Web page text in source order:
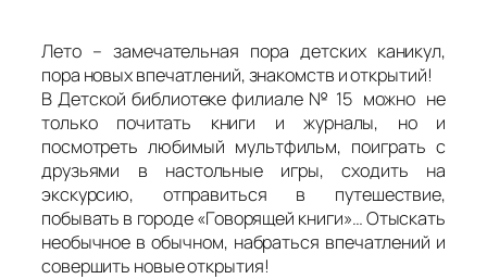
Лето – замечательная пора детских каникул,
пора новых впечатлений, знакомств и открытий!
В Детской библиотеке филиале № 15 можно не
только почитать книги и журналы, но и
посмотреть любимый мультфильм, поиграть с
друзьями в настольные игры, сходить на
экскурсию, отправиться в путешествие,
побывать в городе «Говорящей книги»… Отыскать
необычное в обычном, набраться впечатлений и
совершить новые открытия!